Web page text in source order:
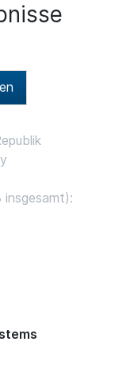
insgesamt):